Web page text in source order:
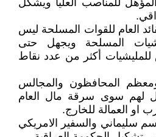
للمناصب العليا ويشكل
العام للقوات المسلحة ليس
المسلحة ويجهل حتى
للمليشيات أكثر من عدد نقاط
المحافظون والمجالس
لهم سوى سرقة مال العام
او العمالة للخارج.
سليماني والسفير الامريكي